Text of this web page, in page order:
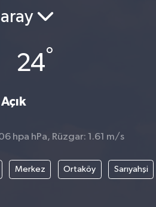
24°
Açık
hpa hPa, Rüzgar: 1.61 m/s
Merkez Ortaköy Sarıyahşi